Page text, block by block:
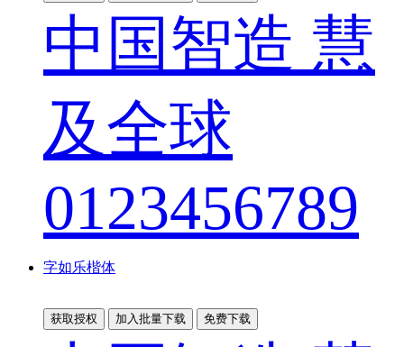
中国智造 慧
及全球
0123456789
字如乐楷体
获取授权 加入批量下载 免费下载